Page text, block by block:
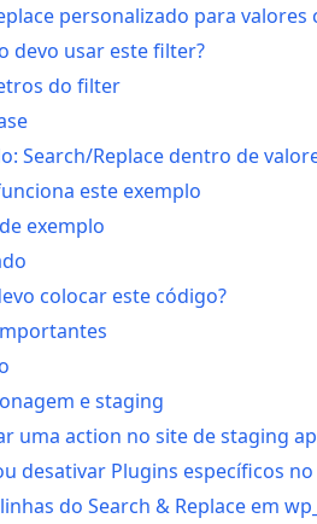
personalizado para
devo usar este filter?
do filter
Search/Replace dentro de
este exemplo
exemplo
colocar este código?
e staging
uma action no site de staging
desativar Plugins específicos
do Search & Replace em